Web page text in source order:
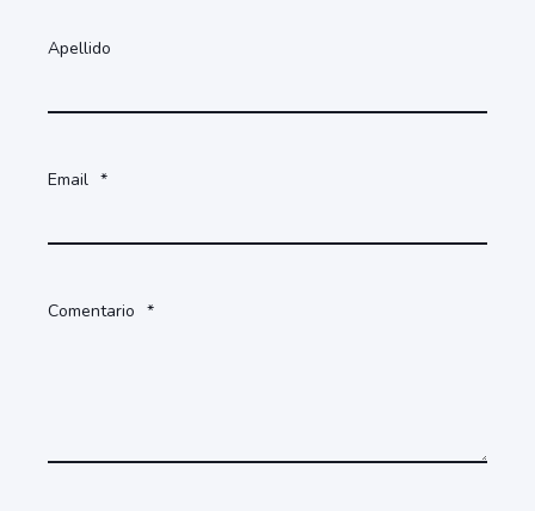
Apellido
Email *
Comentario *